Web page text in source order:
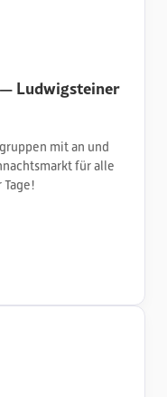
Ludwigsteiner
mit an und
für alle